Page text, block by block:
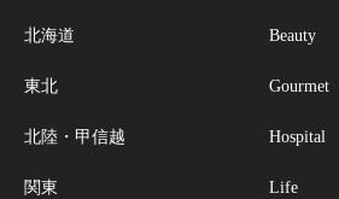
北海道
東北
北陸・甲信越
関東
Beauty
Gourmet
Hospital
Life